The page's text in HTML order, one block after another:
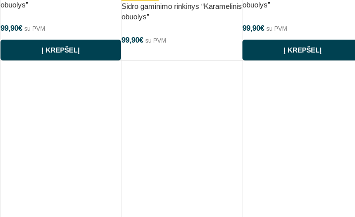
obuolys”
99,90€ su PVM
Į KREPŠELĮ
Sidro gaminimo rinkinys “Karamelinis
obuolys”
99,90€ su PVM
obuolys”
99,90€ su PVM
Į KREPŠELĮ